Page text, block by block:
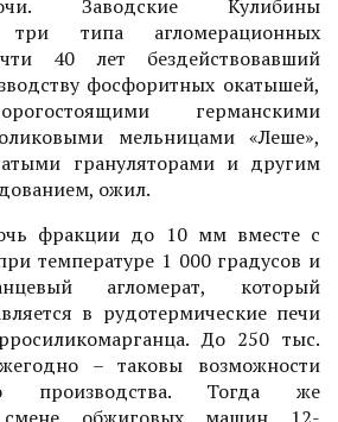
Заводские Кулибины
три типа агломерационных
40 лет бездействовавший
фосфоритных окатышей,
германскими
мельницами «Леше»,
грануляторами и другим
ожил.
фракции до 10 мм вместе с
температуре 1 000 градусов и
агломерат, который
в рудотермические печи
До 250 тыс.
– таковы возможности
производства. Тогда же